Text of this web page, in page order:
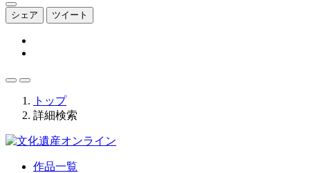
シェア ツイート
トップ
詳細検索
作品一覧